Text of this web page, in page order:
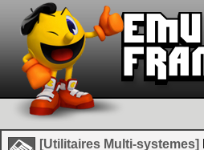
[Utilitaires Multi-systemes]